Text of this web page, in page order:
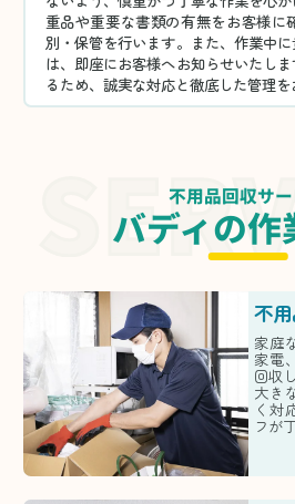
重品や重要な書類の有無をお客様に
別・保管を行います。また、作業中
は、即座にお客様へお知らせいたし
るため、誠実な対応と徹底した管理を
不用品回収サ
バディの作
不
家庭
家電
回収
大き
く対
フが